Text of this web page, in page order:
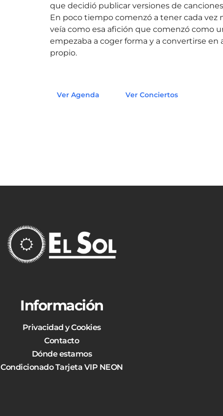
que decidió publicar versiones de
En poco tiempo comenzó a tener cada vez
veía como esa afición que comenzó como
empezaba a coger forma y a convertirse en
propio.
Ver Agenda Ver Conciertos
Información
Privacidad y Cookies
Contacto
Dónde estamos
Condicionado Tarjeta VIP NEON